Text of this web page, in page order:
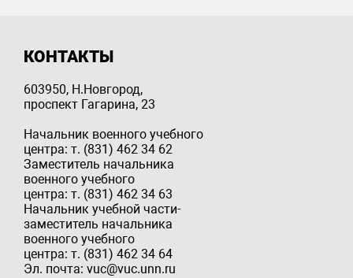
КОНТАКТЫ
603950, Н.Новгород,
проспект Гагарина, 23
Начальник военного учебного
центра: т. (831) 462 34 62
Заместитель начальника
военного учебного
центра: т. (831) 462 34 63
Начальник учебной части-
заместитель начальника
военного учебного
центра: т. (831) 462 34 64
Эл. почта: vuc@vuc.unn.ru